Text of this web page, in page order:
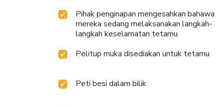
Pihak penginapan mengesahkan bahawa
mereka sedang melaksanakan langkah-
langkah keselamatan tetamu
Pelitup muka disediakan untuk tetamu
Peti besi dalam bilik